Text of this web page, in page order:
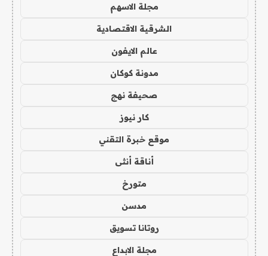
مجلة الاسهم
الشرقية الاقتصادية
عالم الايفون
مدونة كوكان
صحيفة نهج
كار نيوز
موقع خبرة التقني
أناقة أنثى
متورخ
مدسن
روتانا تسويق
مجلة الابداع